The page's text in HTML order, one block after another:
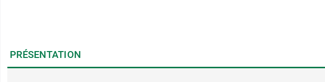
PRÉSENTATION